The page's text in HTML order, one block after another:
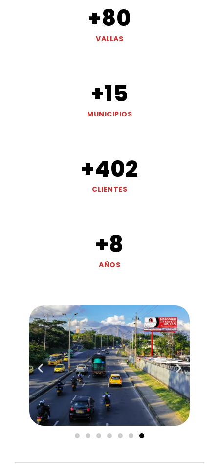
+80
VALLAS
+15
MUNICIPIOS
+402
CLIENTES
+8
AÑOS